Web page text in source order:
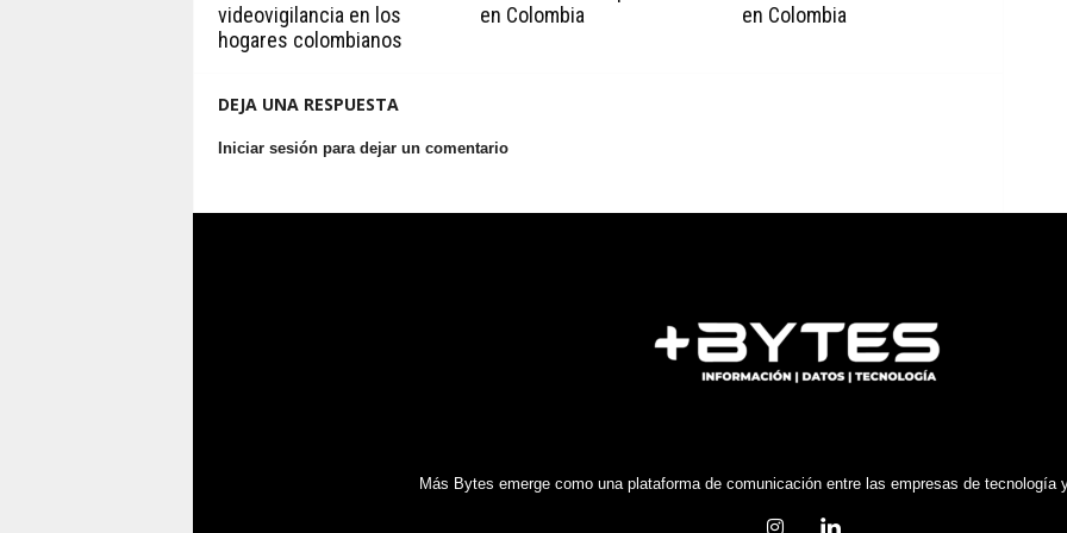
videovigilancia en los
hogares colombianos
en Colombia
en Colombia
DEJA UNA RESPUESTA
Iniciar sesión para dejar un comentario
Más Bytes emerge como una plataforma de comunicación entre las empresas de tecnología